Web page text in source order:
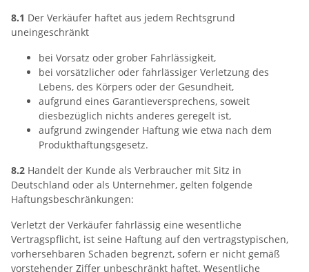
8.1 Der Verkäufer haftet aus jedem Rechtsgrund
uneingeschränkt
bei Vorsatz oder grober Fahrlässigkeit,
bei vorsätzlicher oder fahrlässiger Verletzung des
Lebens, des Körpers oder der Gesundheit,
aufgrund eines Garantieversprechens, soweit
diesbezüglich nichts anderes geregelt ist,
aufgrund zwingender Haftung wie etwa nach dem
Produkthaftungsgesetz.
8.2 Handelt der Kunde als Verbraucher mit Sitz in
Deutschland oder als Unternehmer, gelten folgende
Haftungsbeschränkungen:
Verletzt der Verkäufer fahrlässig eine wesentliche
Vertragspflicht, ist seine Haftung auf den vertragstypischen,
vorhersehbaren Schaden begrenzt, sofern er nicht gemäß
vorstehender Ziffer unbeschränkt haftet. Wesentliche